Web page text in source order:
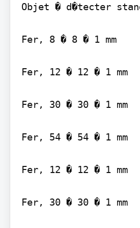
Objet � d�tecter
Fer, 8 � 8 � 1 mm
Fer, 12 � 12 � 1 mm
Fer, 30 � 30 � 1 mm
Fer, 54 � 54 � 1 mm
Fer, 12 � 12 � 1 mm
Fer, 30 � 30 � 1 mm